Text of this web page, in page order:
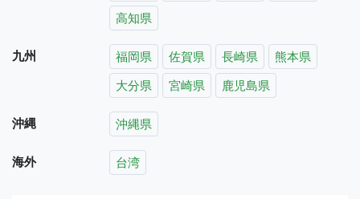
高知県
九州 福岡県 佐賀県 長崎県
熊本県
大分県
宮崎県 鹿児島県
沖縄 沖縄県
海外 台湾